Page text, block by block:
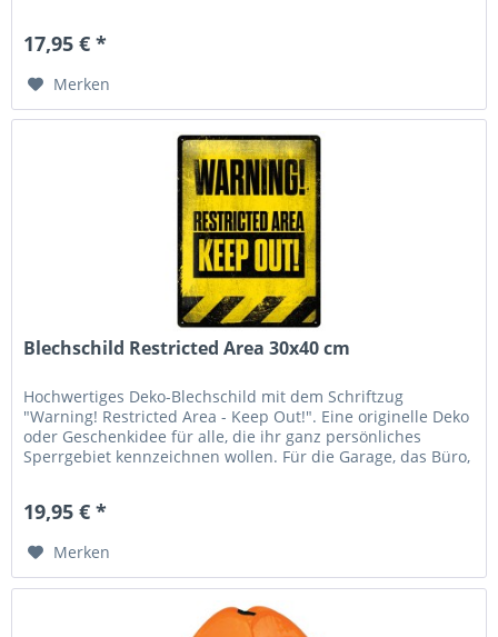
17,95 € *
Merken
Blechschild Restricted Area 30x40 cm
Hochwertiges Deko-Blechschild mit dem Schriftzug
"Warning! Restricted Area - Keep Out!". Eine originelle Deko
oder Geschenkidee für alle, die ihr ganz persönliches
Sperrgebiet kennzeichnen wollen. Für die Garage, das Büro,
19,95 € *
Merken